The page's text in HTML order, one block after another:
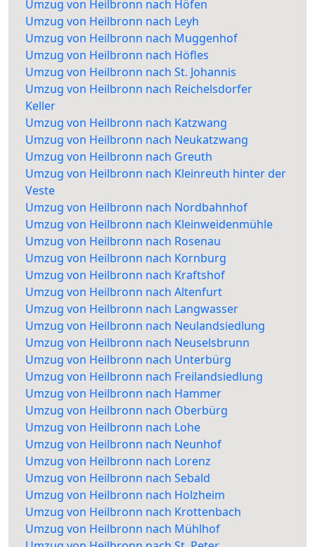
Umzug von Heilbronn nach Höfen
Umzug von Heilbronn nach Leyh
Umzug von Heilbronn nach Muggenhof
Umzug von Heilbronn nach Höfles
Umzug von Heilbronn nach St. Johannis
Umzug von Heilbronn nach Reichelsdorfer
Keller
Umzug von Heilbronn nach Katzwang
Umzug von Heilbronn nach Neukatzwang
Umzug von Heilbronn nach Greuth
Umzug von Heilbronn nach Kleinreuth hinter der
Veste
Umzug von Heilbronn nach Nordbahnhof
Umzug von Heilbronn nach Kleinweidenmühle
Umzug von Heilbronn nach Rosenau
Umzug von Heilbronn nach Kornburg
Umzug von Heilbronn nach Kraftshof
Umzug von Heilbronn nach Altenfurt
Umzug von Heilbronn nach Langwasser
Umzug von Heilbronn nach Neulandsiedlung
Umzug von Heilbronn nach Neuselsbrunn
Umzug von Heilbronn nach Unterbürg
Umzug von Heilbronn nach Freilandsiedlung
Umzug von Heilbronn nach Hammer
Umzug von Heilbronn nach Oberbürg
Umzug von Heilbronn nach Lohe
Umzug von Heilbronn nach Neunhof
Umzug von Heilbronn nach Lorenz
Umzug von Heilbronn nach Sebald
Umzug von Heilbronn nach Holzheim
Umzug von Heilbronn nach Krottenbach
Umzug von Heilbronn nach Mühlhof